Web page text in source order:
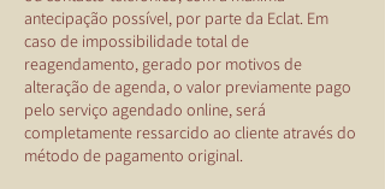
antecipação possível, por parte da Eclat. Em
caso de impossibilidade total de
reagendamento, gerado por motivos de
alteração de agenda, o valor previamente pago
pelo serviço agendado online, será
completamente ressarcido ao cliente através do
método de pagamento original.